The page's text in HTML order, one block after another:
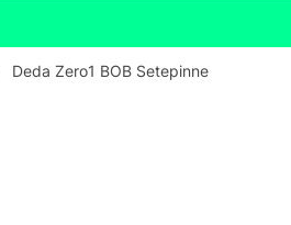
Deda Zero1 BOB Setepinne